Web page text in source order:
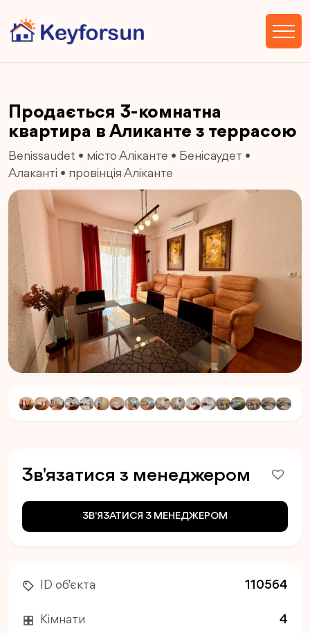
Продається 3-комнатна
квартира в Аликанте з террасою
Benissaudet • місто Аліканте • Бенісаудет •
Алаканті • провінція Аліканте
Зв'язатися з менеджером
ЗВ'ЯЗАТИСЯ З МЕНЕДЖЕРОМ
ID об'єкта 110564
Кімнати 4